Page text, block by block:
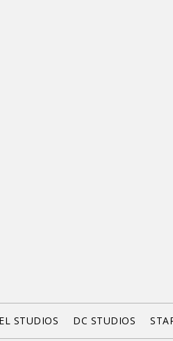
STUDIOS DC STUDIOS